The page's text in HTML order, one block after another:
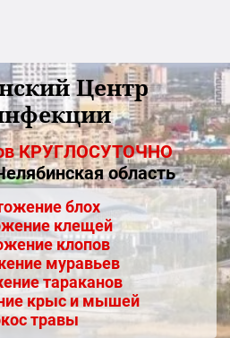
Центр
КРУГЛОСУТОЧНО
область
блох
клещей
клопов
муравьев
тараканов
крыс и мышей
травы